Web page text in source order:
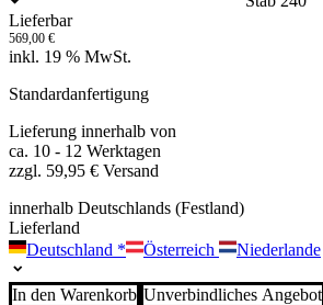
Lieferbar
569,00 €
inkl. 19 % MwSt.
Standardanfertigung
Lieferung innerhalb von
ca. 10 - 12 Werktagen
zzgl. 59,95 € Versand
innerhalb Deutschlands (Festland)
Lieferland
Deutschland * Österreich Niederlande
In den Warenkorb Unverbindliches Angebot